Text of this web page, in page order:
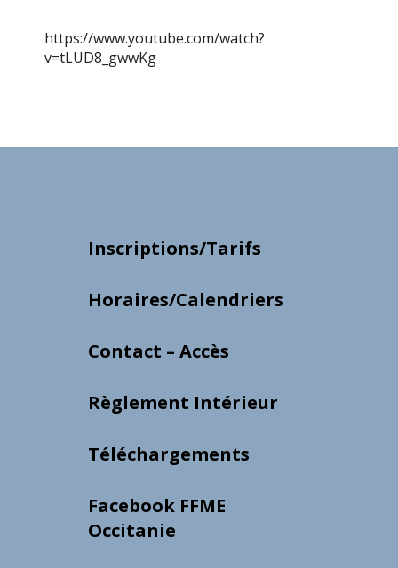
https://www.youtube.com/watch?
v=tLUD8_gwwKg
Inscriptions/Tarifs
Horaires/Calendriers
Contact – Accès
Règlement Intérieur
Téléchargements
Facebook FFME
Occitanie